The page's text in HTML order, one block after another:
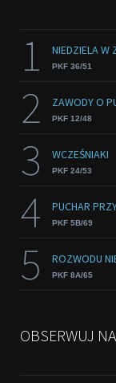
1 NIEDZIELA W
PKF 36/51
2 ZAWODY O
PKF 12/48
3 WCZEŚNIAKI
PKF 24/53
4 PUCHAR
PKF 5B/69
5 ROZWODU
PKF 8A/65
OBSERWUJ